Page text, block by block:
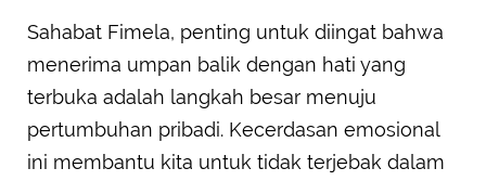
Sahabat Fimela, penting untuk diingat bahwa
menerima umpan balik dengan hati yang
terbuka adalah langkah besar menuju
pertumbuhan pribadi. Kecerdasan emosional
ini membantu kita untuk tidak terjebak dalam